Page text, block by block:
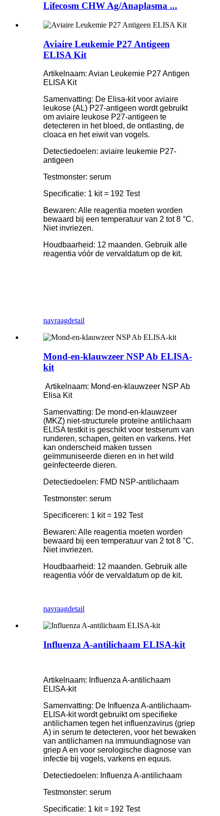
Lifecosm CHW Ag/Anaplasma ...
Aviaire Leukemie P27 Antigeen
ELISA Kit
Artikelnaam: Avian Leukemie P27 Antigen
ELISA Kit
Samenvatting: De Elisa-kit voor aviaire
leukose (AL) P27-antigeen wordt gebruikt
om aviaire leukose P27-antigeen te
detecteren in het bloed, de ontlasting, de
cloaca en het eiwit van vogels.
Detectiedoelen: aviaire leukemie P27-
antigeen
Testmonster: serum
Specificatie: 1 kit = 192 Test
Bewaren: Alle reagentia moeten worden
bewaard bij een temperatuur van 2 tot 8 °C.
Niet invriezen.
Houdbaarheid: 12 maanden. Gebruik alle
reagentia vóór de vervaldatum op de kit.
navraagdetail
Mond-en-klauwzeer NSP Ab ELISA-
kit
Artikelnaam: Mond-en-klauwzeer NSP Ab
Elisa Kit
Samenvatting: De mond-en-klauwzeer
(MKZ) niet-structurele proteïne antilichaam
ELISA testkit is geschikt voor testserum van
runderen, schapen, geiten en varkens. Het
kan onderscheid maken tussen
geïmmuniseerde dieren en in het wild
geïnfecteerde dieren.
Detectiedoelen: FMD NSP-antilichaam
Testmonster: serum
Specificeren: 1 kit = 192 Test
Bewaren: Alle reagentia moeten worden
bewaard bij een temperatuur van 2 tot 8 °C.
Niet invriezen.
Houdbaarheid: 12 maanden. Gebruik alle
reagentia vóór de vervaldatum op de kit.
navraagdetail
Influenza A-antilichaam ELISA-kit
Artikelnaam: Influenza A-antilichaam
ELISA-kit
Samenvatting: De Influenza A-antilichaam-
ELISA-kit wordt gebruikt om specifieke
antilichamen tegen het influenzavirus (griep
A) in serum te detecteren, voor het bewaken
van antilichamen na immuundiagnose van
griep A en voor serologische diagnose van
infectie bij vogels, varkens en equus.
Detectiedoelen: Influenza A-antilichaam
Testmonster: serum
Specificatie: 1 kit = 192 Test